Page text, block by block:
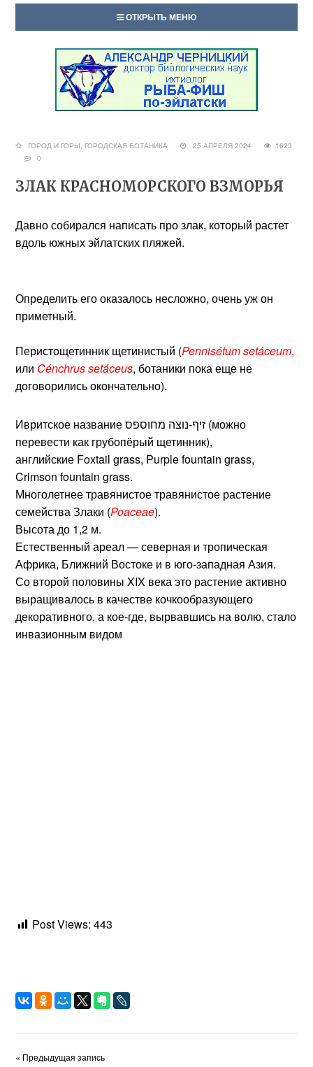
ОТКРЫТЬ МЕНЮ
ГОРОД И ГОРЫ, ГОРОДСКАЯ БОТАНИКА 25 АПРЕЛЯ 2024
1623
0
ЗЛАК КРАСНОМОРСКОГО ВЗМОРЬЯ
Давно собирался написать про злак, который растет
вдоль южных эйлатских пляжей.
Определить его оказалось несложно, очень уж он
приметный.
Перистощетинник щетинистый (Pennisétum setáceum,
или Cénchrus setáceus, ботаники пока еще не
договорились окончательно).
Ивритское название זיף-נוצה מחוספס (можно
перевести как грубопёрый щетинник),
английские Foxtail grass, Purple fountain grass,
Crimson fountain grass.
Многолетнее травянистое травянистое растение
семейства Злаки (Poaceae).
Высота до 1,2 м.
Естественный ареал — северная и тропическая
Африка, Ближний Востоке и в юго-западная Азия.
Со второй половины XIX века это растение активно
выращивалось в качестве кочкообразующего
декоративного, а кое-где, вырвавшись на волю, стало
инвазионным видом
Post Views: 443
« Предыдущая запись